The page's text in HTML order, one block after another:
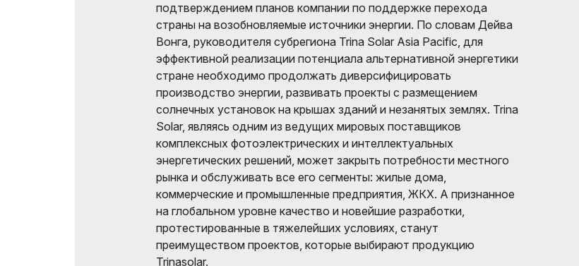
подтверждением планов компании по поддержке перехода
страны на возобновляемые источники энергии. По словам Дейва
Вонга, руководителя субрегиона Trina Solar Asia Pacific, для
эффективной реализации потенциала альтернативной энергетики
стране необходимо продолжать диверсифицировать
производство энергии, развивать проекты с размещением
солнечных установок на крышах зданий и незанятых землях. Trina
Solar, являясь одним из ведущих мировых поставщиков
комплексных фотоэлектрических и интеллектуальных
энергетических решений, может закрыть потребности местного
рынка и обслуживать все его сегменты: жилые дома,
коммерческие и промышленные предприятия, ЖКХ. А признанное
на глобальном уровне качество и новейшие разработки,
протестированные в тяжелейших условиях, станут
преимуществом проектов, которые выбирают продукцию
Trinasolar.